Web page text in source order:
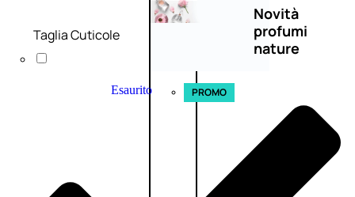
Novità
profumi
nature
Esaurito PROMO
Taglia Cuticole